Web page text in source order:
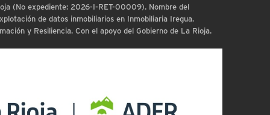
(No expediente: 2026-I-RET-00009). Nombre del
de datos inmobiliarios en Inmobiliaria Iregua.
y Resiliencia. Con el apoyo del Gobierno de La Rioja.